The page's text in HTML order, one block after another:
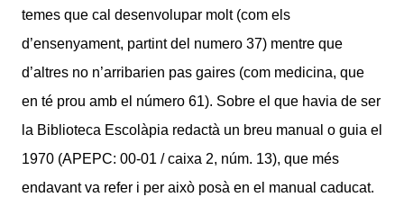
temes que cal desenvolupar molt (com els
d’ensenyament, partint del numero 37) mentre que
d’altres no n’arribarien pas gaires (com medicina, que
en té prou amb el número 61). Sobre el que havia de ser
la Biblioteca Escolàpia redactà un breu manual o guia el
1970 (APEPC: 00-01 / caixa 2, núm. 13), que més
endavant va refer i per això posà en el manual caducat.